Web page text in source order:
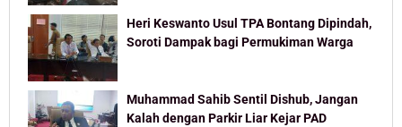
Heri Keswanto Usul TPA Bontang Dipindah,
Soroti Dampak bagi Permukiman Warga
Muhammad Sahib Sentil Dishub, Jangan
Kalah dengan Parkir Liar Kejar PAD